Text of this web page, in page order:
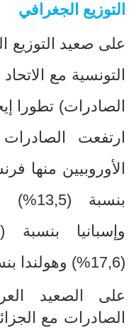
التوزيع الجغرافي
على صعيد التوزيع
التونسية مع الاتحاد
الصادرات) تطورا
ارتفعت
الأوروبيين منها
بنسبة (13,5
%
)
وإسبانيا بنسبة (33,4
(17,6
(% وهولندا
على الصعيد